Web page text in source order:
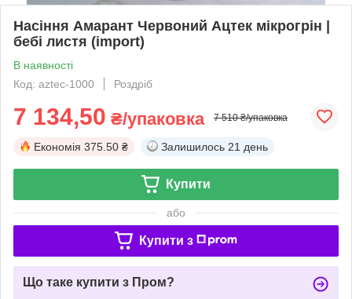
Насіння Амарант Червоний Ацтек мікрогрін |
бебі листя (import)
В наявності
Код: aztec-1000
Роздріб
7 134,50 ₴/упаковка 7 510 ₴/упаковка
Економія 375.50 ₴ Залишилось 21 день
Купити
або
Купити з
Що таке купити з Пром?